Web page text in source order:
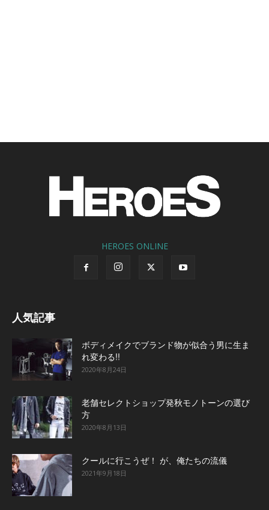
HEROES ONLINE
人気記事
ボディメイクでブランド物が似合う男に生ま
れ変わる!!
2020年8月24日
老舗セレクトショップ発秋モノトーンの選び
方
2020年8月13日
クールに行こうぜ！ が、俺たちの流儀
2021年9月18日